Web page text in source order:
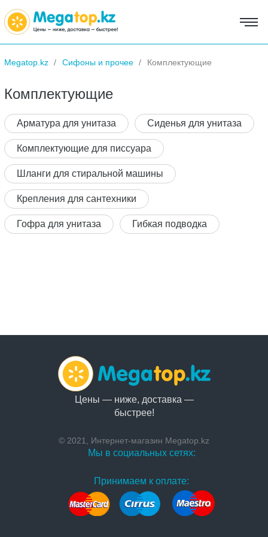
Megatop.kz Сифоны и прочее Комплектующие
Комплектующие
Арматура для унитаза Сиденья для унитаза
Комплектующие для писсуара
Шланги для стиральной машины
Крепления для сантехники
Гофра для унитаза Гибкая подводка
Цены — ниже, доставка —
быстрее!
© 2021, Интернет-магазин Megatop.kz
Мы в социальных сетях:
Принимаем к оплате: